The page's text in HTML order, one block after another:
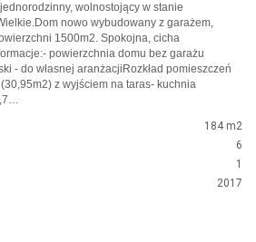
wolnostojący w stanie
nowo wybudowany z garażem,
1500m2. Spokojna, cicha
powierzchnia domu bez garażu
- do własnej aranżacjiRozkład pomieszczeń
z wyjściem na taras- kuchnia
184 m2
6
1
2017